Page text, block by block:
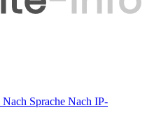
Nach Sprache Nach IP-